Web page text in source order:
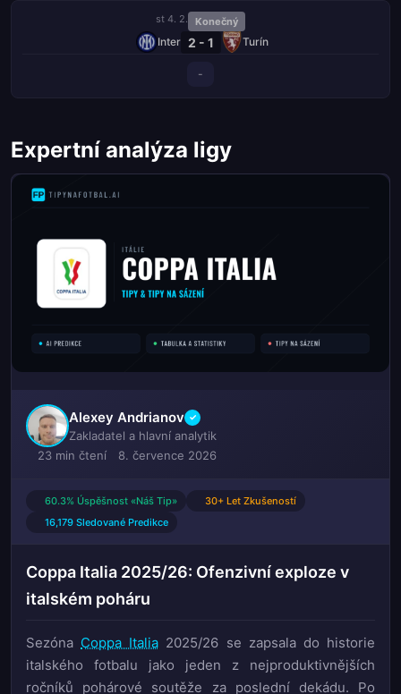
st 4. 2. Konečný
Inter 2 - 1 Turín
-
Expertní analýza ligy
Alexey Andrianov ✓
Zakladatel a hlavní analytik
23 min čtení
8. července 2026
60.3% Úspěšnost «Náš Tip»
30+ Let Zkušeností
16,179 Sledované Predikce
Coppa Italia 2025/26: Ofenzivní exploze v
italském poháru
Sezóna Coppa Italia 2025/26 se zapsala do historie
italského fotbalu jako jeden z nejproduktivnějších
ročníků pohárové soutěže za poslední dekádu. Po